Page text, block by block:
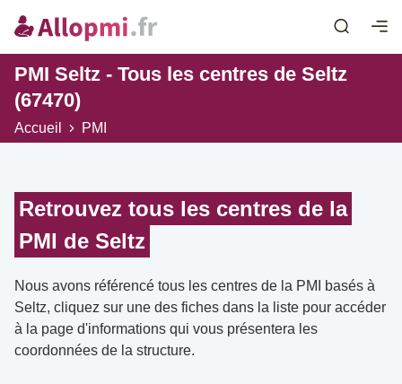
PMI Seltz - Tous les centres de Seltz
(67470)
Accueil PMI
Retrouvez tous les centres de la
PMI de Seltz
Nous avons référencé tous les centres de la PMI basés à
Seltz, cliquez sur une des fiches dans la liste pour accéder
à la page d'informations qui vous présentera les
coordonnées de la structure.